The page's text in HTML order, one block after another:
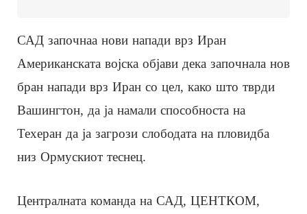
САД започнаа нови напади врз Иран
Американската војска објави дека започнала нов
бран напади врз Иран со цел, како што тврди
Вашингтон, да ја намали способноста на
Техеран да ја загрози слободата на пловидба
низ Ормускиот теснец.
Централната команда на САД, ЦЕНТКОМ,